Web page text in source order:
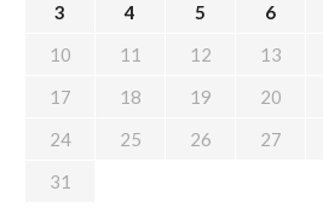
3
4 5 6
10
11 12 13
17
18 19 20
24
25 26 27
31